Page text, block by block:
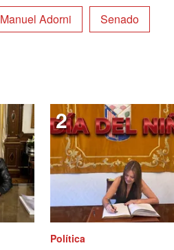
Manuel Adorni Senado
Política